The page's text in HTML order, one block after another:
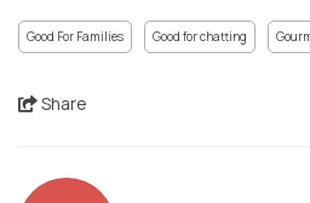
Good For Families Good for chatting
Share